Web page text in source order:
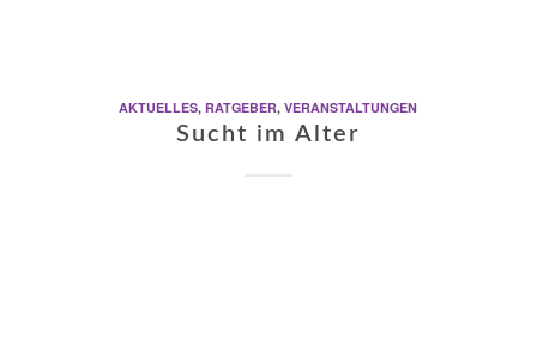
AKTUELLES,RATGEBER,VERANSTALTUNGEN
Sucht im Alter